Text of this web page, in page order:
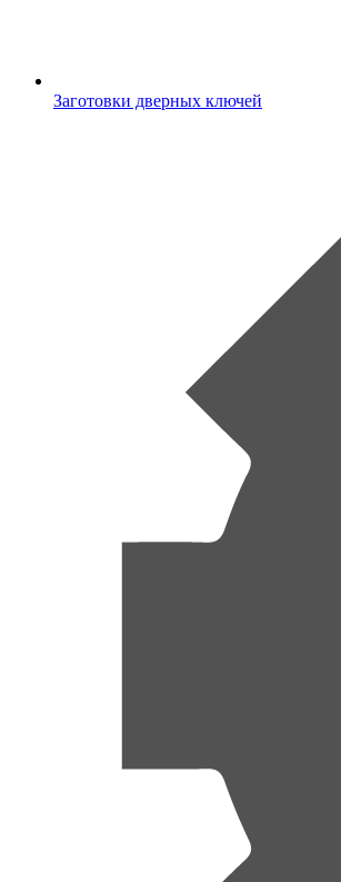
Заготовки дверных ключей